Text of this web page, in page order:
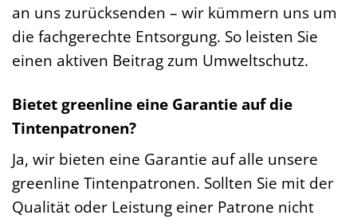
an uns zurücksenden – wir kümmern uns um
die fachgerechte Entsorgung. So leisten Sie
einen aktiven Beitrag zum Umweltschutz.
Bietet greenline eine Garantie auf die
Tintenpatronen?
Ja, wir bieten eine Garantie auf alle unsere
greenline Tintenpatronen. Sollten Sie mit der
Qualität oder Leistung einer Patrone nicht